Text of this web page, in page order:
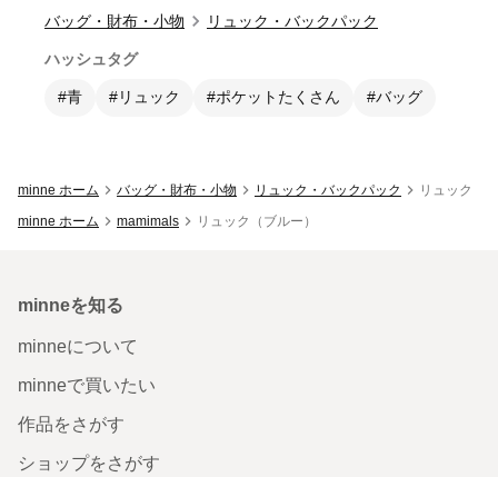
バッグ・財布・小物
リュック・バックパック
ハッシュタグ
#青 #リュック #ポケットたくさん #バッグ
minne ホーム バッグ・財布・小物 リュック・バックパック
リュック（
minne ホーム
mamimals リュック（ブルー）
minneを知る
minneについて
minneで買いたい
作品をさがす
ショップをさがす